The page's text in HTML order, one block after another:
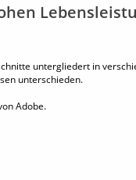
untergliedert in
unterschieden.
Adobe.